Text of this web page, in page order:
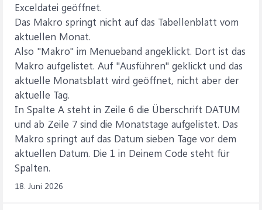
Exceldatei geöffnet.
Das Makro springt nicht auf das Tabellenblatt vom
aktuellen Monat.
Also "Makro" im Menueband angeklickt. Dort ist das
Makro aufgelistet. Auf "Ausführen" geklickt und das
aktuelle Monatsblatt wird geöffnet, nicht aber der
aktuelle Tag.
In Spalte A steht in Zeile 6 die Überschrift DATUM
und ab Zeile 7 sind die Monatstage aufgelistet. Das
Makro springt auf das Datum sieben Tage vor dem
aktuellen Datum. Die 1 in Deinem Code steht für
Spalten.
18. Juni 2026